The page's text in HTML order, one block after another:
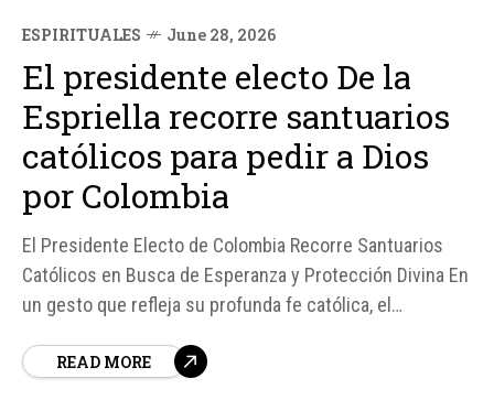
ESPIRITUALES June 28, 2026
El presidente electo De la
Espriella recorre santuarios
católicos para pedir a Dios
por Colombia
El Presidente Electo de Colombia Recorre Santuarios
Católicos en Busca de Esperanza y Protección Divina En
un gesto que refleja su profunda fe católica, el
ha iniciado una peregrinación por varios santuarios
READ MORE